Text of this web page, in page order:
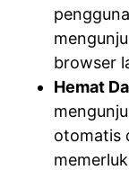
browser
Hemat
otomatis